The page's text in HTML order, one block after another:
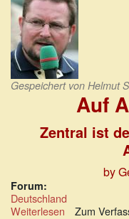
Gespeichert von Helmut
Auf
Zentral ist
by
Forum:
Deutschland
Weiterlesen über
Zum